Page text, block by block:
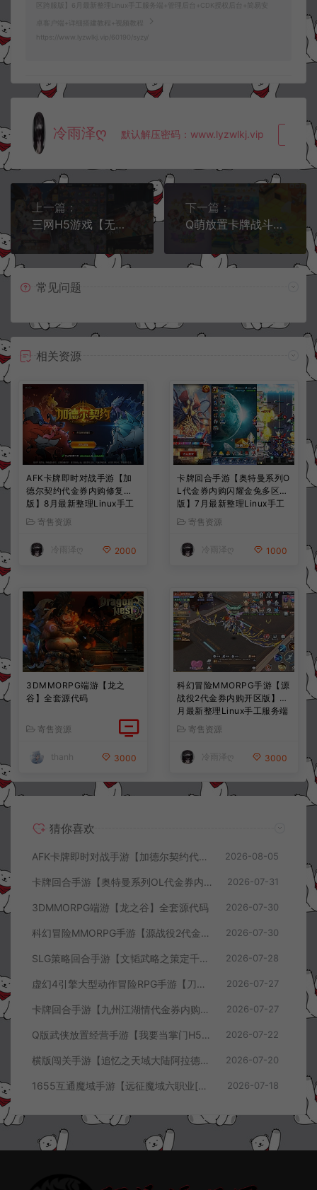
区跨服版】6月最新整理Linux手工服务端+管理后台+CDK授权后台+简易安
卓客户端+详细搭建教程+视频教程
https://www.lyzwlkj.vip/60190/syzy/
冷雨泽ღ 默认解压密码：www.lyzwlkj.vip 复
上一篇：
三网H5游戏【无双小师妹H5代金券内购多区跨服版】6月最新整理Linux手工服务端+管理后台+CDK授权后台+简易安卓客户端+详细搭建教程+视频教程
下一篇：
Q萌放置卡牌战斗手游【超萌陆战队平台币内购版】6月最新整理Linux手工服务端+全套前后端源码+安卓+CDK授权后台+详细搭建教程+视频教程
常见问题
相关资源
AFK卡牌即时对战手游【加
德尔契约代金券内购修复
版】8月最新整理Linux手工
服务端+前后端全套源码+CD
K授权后台+安卓苹果双端
+详细搭建教程+视频教程
寄售资源
冷雨泽ღ 2000
卡牌回合手游【奥特曼系列O
L代金券内购闪耀金兔多区
版】7月最新整理Linux手工
服务端+加解密工具+CDK授
权后台+安卓+详细搭建教程
+视频教程
寄售资源
冷雨泽ღ 1000
3DMMORPG端游【龙之
谷】全套源代码
寄售资源
thanh 3000
科幻冒险MMORPG手游【源
战役2代金券内购开区版】7
月最新整理Linux手工服务端
+配套源码+多功能管理后台
+支付后台+CDK授权后台
+安卓+详细搭建教程+视频
教程
寄售资源
冷雨泽ღ 3000
猜你喜欢
AFK卡牌即时对战手游【加德尔契约代金券内购修复版】8月最新整理Linux手工服务端+前后端全套源码+CDK授权后台+安卓苹果双端+详细搭建教程+视频教程 2026-08-05
卡牌回合手游【奥特曼系列OL代金券内购闪耀金兔多区版】7月最新整理Linux手工服务端+加解密工具+CDK授权后台+安卓+详细搭建教程+视频教程 2026-07-31
3DMMORPG端游【龙之谷】全套源代码 2026-07-30
科幻冒险MMORPG手游【源战役2代金券内购开区版】7月最新整理Linux手工服务端+配套源码+多功能管理后台+支付后台+CDK授权后台+安卓+详细搭建教程+视频教程 2026-07-30
SLG策略回合手游【文韬武略之策定千军代金券内购版】7月最新整理Linux手工服务端+前后端全套源码+管理后台+CDK授权后台+PC安卓+详细搭建教程+视频教程 2026-07-28
虚幻4引擎大型动作冒险RPG手游【刀锋战记2-邪恶回归】7月最新整理Linux手工服务端+全套前后端源码+管理后台+CDK授权后台+PC安卓苹果+详细搭建教程+视频教程 2026-07-27
卡牌回合手游【九州江湖情代金券内购版】7月最新整理Linux手工服务端+CDK授权后台+安卓苹果双端+详细搭建教程+视频教程 2026-07-27
Q版武侠放置经营手游【我要当掌门H5代金券内购版】7月最新整理Linux手工服务端+全套前后端源码+CDK授权后台+H5安卓苹果三端+详细搭建教程+视频教程 2026-07-22
横版闯关手游【追忆之天域大陆阿拉德[60帧]】7月最新整理Linux手工服务端+客户端源码+管理后台+GM授权后台+安卓苹果双端+详细搭建教程+视频教程 2026-07-20
1655互通魔域手游【远征魔域六职业[神75]】7月最新整理Win半手工服务端+攻略文档+GM工具+安卓+详细搭建教程+视频教程 2026-07-18